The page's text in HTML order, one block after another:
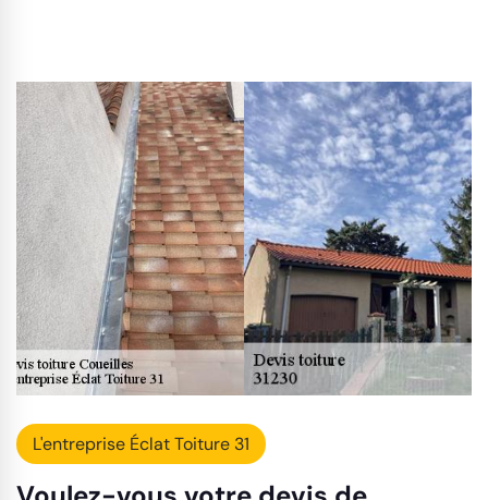
L'entreprise Éclat Toiture 31